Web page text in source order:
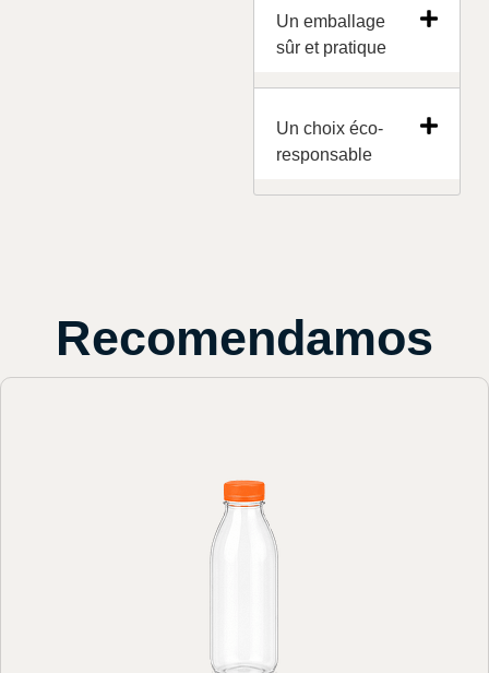
Un emballage
sûr et pratique
Un choix éco-
responsable
Recomendamos